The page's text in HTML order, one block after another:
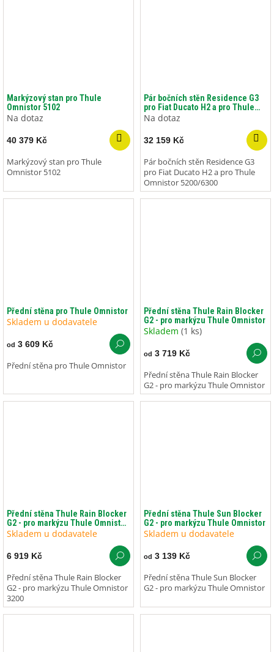
Markýzový stan pro Thule
Omnistor 5102
Na dotaz
40 379 Kč
Markýzový stan pro Thule
Omnistor 5102
Pár bočních stěn Residence G3
pro Fiat Ducato H2 a pro Thule
Omnistor 5200/6300
Na dotaz
32 159 Kč
Pár bočních stěn Residence G3
pro Fiat Ducato H2 a pro Thule
Omnistor 5200/6300
Přední stěna pro Thule Omnistor
Skladem u dodavatele
od 3 609 Kč
Přední stěna pro Thule Omnistor
Přední stěna Thule Rain Blocker
G2 - pro markýzu Thule Omnistor
Skladem (1 ks)
od 3 719 Kč
Přední stěna Thule Rain Blocker
G2 - pro markýzu Thule Omnistor
Přední stěna Thule Rain Blocker
G2 - pro markýzu Thule Omnistor
3200
Skladem u dodavatele
6 919 Kč
Přední stěna Thule Rain Blocker
G2 - pro markýzu Thule Omnistor
3200
Přední stěna Thule Sun Blocker
G2 - pro markýzu Thule Omnistor
Skladem u dodavatele
od 3 139 Kč
Přední stěna Thule Sun Blocker
G2 - pro markýzu Thule Omnistor